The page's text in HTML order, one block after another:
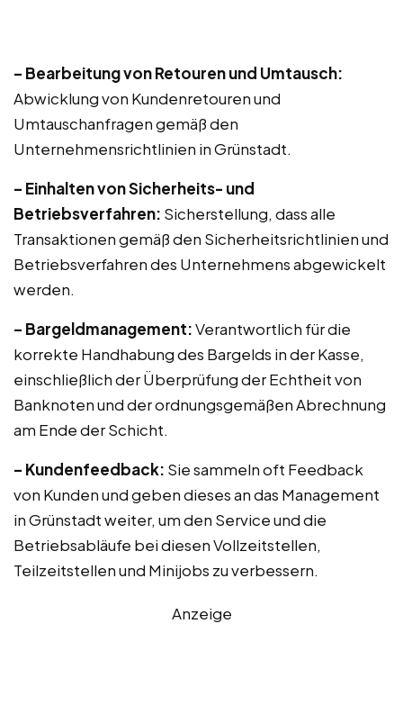
– Bearbeitung von Retouren und Umtausch:
Abwicklung von Kundenretouren und
Umtauschanfragen gemäß den
Unternehmensrichtlinien in Grünstadt.
– Einhalten von Sicherheits- und
Betriebsverfahren: Sicherstellung, dass alle
Transaktionen gemäß den Sicherheitsrichtlinien und
Betriebsverfahren des Unternehmens abgewickelt
werden.
– Bargeldmanagement:Verantwortlich für die
korrekte Handhabung des Bargelds in der Kasse,
einschließlich der Überprüfung der Echtheit von
Banknoten und der ordnungsgemäßen Abrechnung
am Ende der Schicht.
– Kundenfeedback: Sie sammeln oft Feedback
von Kunden und geben dieses an das Management
in Grünstadt weiter, um den Service und die
Betriebsabläufe bei diesen Vollzeitstellen,
Teilzeitstellen und Minijobs zu verbessern.
Anzeige